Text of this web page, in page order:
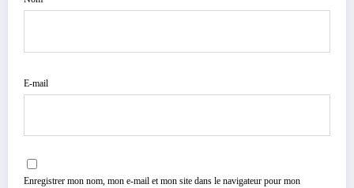
E-mail
Enregistrer mon nom, mon e-mail et mon site dans le navigateur pour mon